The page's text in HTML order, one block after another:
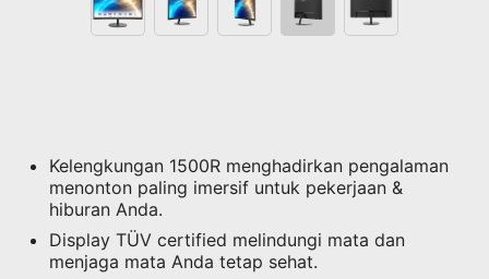
Kelengkungan 1500R menghadirkan pengalaman
menonton paling imersif untuk pekerjaan &
hiburan Anda.
Display TÜV certified melindungi mata dan
menjaga mata Anda tetap sehat.